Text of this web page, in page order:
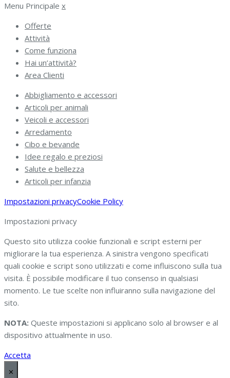
Menu Principale x
Offerte
Attività
Come funziona
Hai un’attività?
Area Clienti
Abbigliamento e accessori
Articoli per animali
Veicoli e accessori
Arredamento
Cibo e bevande
Idee regalo e preziosi
Salute e bellezza
Articoli per infanzia
Impostazioni privacyCookie Policy
Impostazioni privacy
Questo sito utilizza cookie funzionali e script esterni per
migliorare la tua esperienza. A sinistra vengono specificati
quali cookie e script sono utilizzati e come influiscono sulla tua
visita. È possibile modificare il tuo consenso in qualsiasi
momento. Le tue scelte non influiranno sulla navigazione del
sito.
NOTA: Queste impostazioni si applicano solo al browser e al
dispositivo attualmente in uso.
Accetta
✕